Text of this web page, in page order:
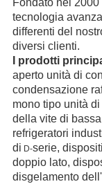
Fondato nel
tecnologia
differenti del
diversi clienti.
I prodotti
aperto unità di
condensazione
mono tipo unità
della vite di
refrigeratori
di D-serie,
doppio lato,
disgelamento